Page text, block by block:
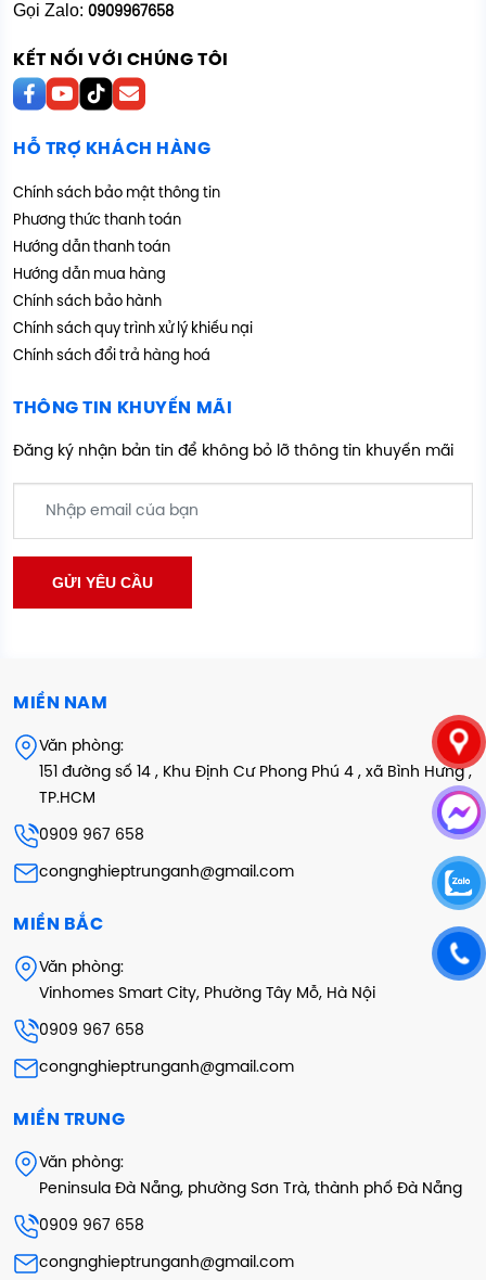
Gọi Zalo: 0909967658
KẾT NỐI VỚI CHÚNG TÔI
HỖ TRỢ KHÁCH HÀNG
Chính sách bảo mật thông tin
Phương thức thanh toán
Hướng dẫn thanh toán
Hướng dẫn mua hàng
Chính sách bảo hành
Chính sách quy trình xử lý khiếu nại
Chính sách đổi trả hàng hoá
THÔNG TIN KHUYẾN MÃI
Đăng ký nhận bản tin để không bỏ lỡ thông tin khuyến mãi
MIỀN NAM
Văn phòng:
151 đường số 14 , Khu Định Cư Phong Phú 4 , xã Bình Hưng ,
TP.HCM
0909 967 658
congnghieptrunganh@gmail.com
MIỀN BẮC
Văn phòng:
Vinhomes Smart City, Phường Tây Mỗ, Hà Nội
0909 967 658
congnghieptrunganh@gmail.com
MIỀN TRUNG
Văn phòng:
Peninsula Đà Nẵng, phường Sơn Trà, thành phố Đà Nẵng
0909 967 658
congnghieptrunganh@gmail.com